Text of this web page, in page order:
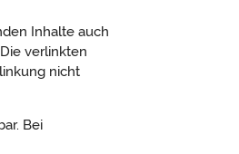
Inhalte auch
verlinkten
nicht
Bei